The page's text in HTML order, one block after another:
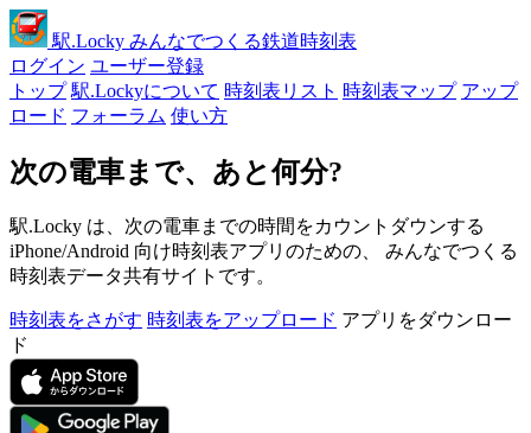
駅.Locky みんなでつくる鉄道時刻表
ログイン ユーザー登録
トップ 駅.Lockyについて 時刻表リスト 時刻表マップ アップ
ロード フォーラム 使い方
次の電車まで、あと何分?
駅.Locky は、次の電車までの時間をカウントダウンする
iPhone/Android 向け時刻表アプリのための、 みんなでつくる
時刻表データ共有サイトです。
時刻表をさがす 時刻表をアップロード アプリをダウンロー
ド